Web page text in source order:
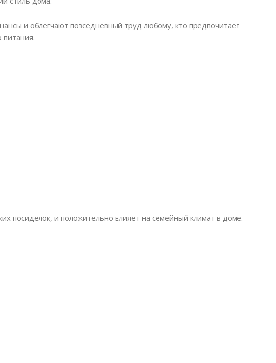
и облегчают повседневный труд любому, кто предпочитает
посиделок, и положительно влияет на семейный климат в доме.